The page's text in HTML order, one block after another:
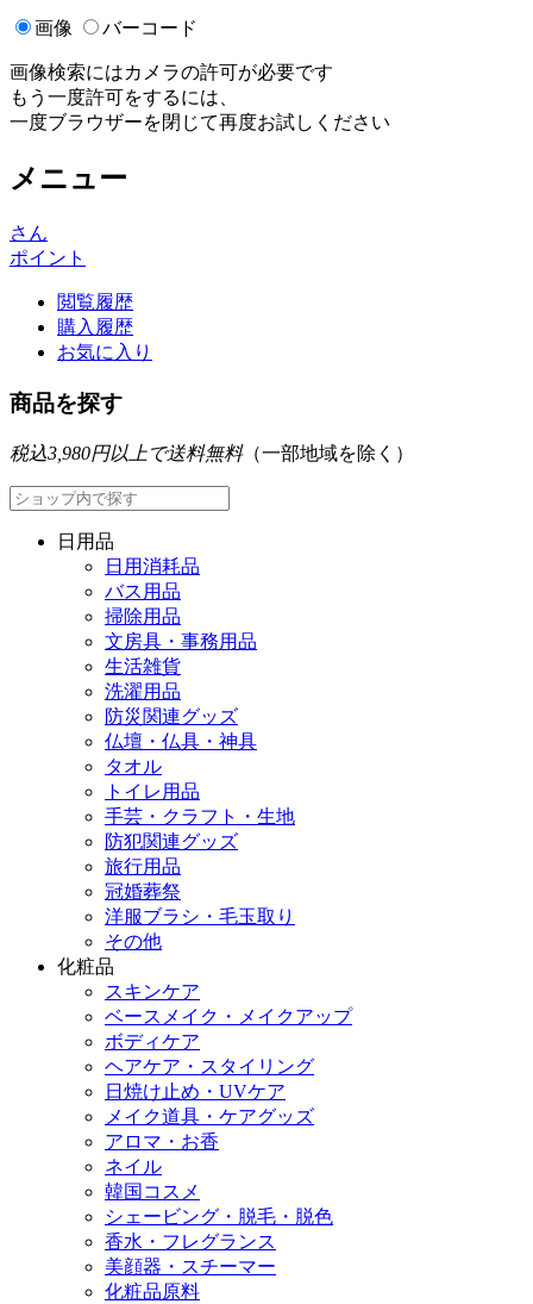
画像 バーコード
画像検索にはカメラの許可が必要です
もう一度許可をするには、
一度ブラウザーを閉じて再度お試しください
メニュー
さん
ポイント
閲覧履歴
購入履歴
お気に入り
商品を探す
税込3,980円以上で送料無料（一部地域を除く）
日用品
日用消耗品
バス用品
掃除用品
文房具・事務用品
生活雑貨
洗濯用品
防災関連グッズ
仏壇・仏具・神具
タオル
トイレ用品
手芸・クラフト・生地
防犯関連グッズ
旅行用品
冠婚葬祭
洋服ブラシ・毛玉取り
その他
化粧品
スキンケア
ベースメイク・メイクアップ
ボディケア
ヘアケア・スタイリング
日焼け止め・UVケア
メイク道具・ケアグッズ
アロマ・お香
ネイル
韓国コスメ
シェービング・脱毛・脱色
香水・フレグランス
美顔器・スチーマー
化粧品原料